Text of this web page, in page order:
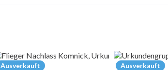
Ausverkauft
Ausverkauft